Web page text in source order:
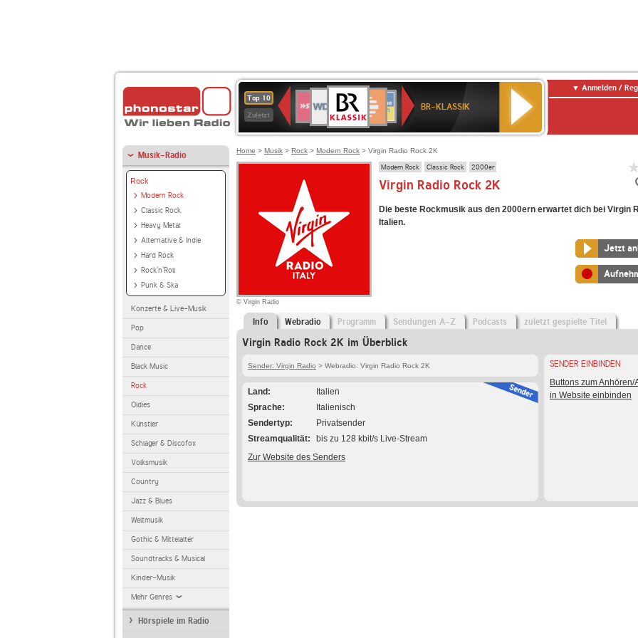
Top 10
Zuletzt
Deutschlandfunk
80er
90er
OLDIE
ANTENNE
4
BR-
KLASSIK
Deutschlandfunk
Kultur
ANTENNE
BAYERN
SWR
Kultur
NDR
2
BR-KLASSIK
Anmelden /
Musik-Radio
Rock
Modern Rock
Classic Rock
Heavy Metal
Alternative & Indie
Hard Rock
Rock'n'Roll
Punk & Ska
Konzerte & Live-Musik
Pop
Dance
Black Music
Rock
Oldies
Künstler
Schlager & Discofox
Volksmusik
Country
Jazz & Blues
Weltmusik
Gothic & Mittelalter
Soundtracks & Musical
Kinder-Musik
Mehr Genres
Hörspiele im Radio
Home > Musik > Rock > Modern Rock > Virgin Radio Rock 2K
© Virgin Radio
Modern Rock Classic Rock 2000er
Virgin Radio Rock 2K
Die beste Rockmusik aus den 2000ern erwartet dich bei Virgin
Italien.
Jetzt
Info Webradio Programm Sendungen A-Z Podcasts zuletzt gespielte Titel
Virgin Radio Rock 2K im Überblick
Sender: Virgin Radio > Webradio: Virgin Radio Rock 2K
Land
Italien
Sprache
Italienisch
Sendertyp
Privatsender
Streamqualität
bis zu 128 kbit/s Live-Stream
Zur Website des Senders
SENDER EINBINDEN
Buttons zum Anhören/
in Website einbinden